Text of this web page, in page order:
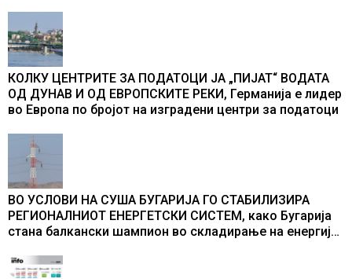
промени текот на историјата
КОЛКУ ЦЕНТРИТЕ ЗА ПОДАТОЦИ ЈА „ПИЈАТ“ ВОДАТА
ОД ДУНАВ И ОД ЕВРОПСКИТЕ РЕКИ, Германија е лидер
во Европа по бројот на изградени центри за податоци
ВО УСЛОВИ НА СУША БУГАРИЈА ГО СТАБИЛИЗИРА
РЕГИОНАЛНИОТ ЕНЕРГЕТСКИ СИСТЕМ, како Бугарија
стана балкански шампион во складирање на енергија